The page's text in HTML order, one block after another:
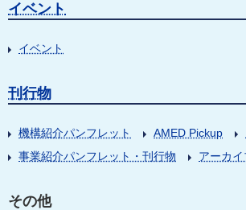
イベント
イベント
刊行物
機構紹介パンフレット AMED Pickup
事業紹介パンフレット・刊行物
アーカイ
その他